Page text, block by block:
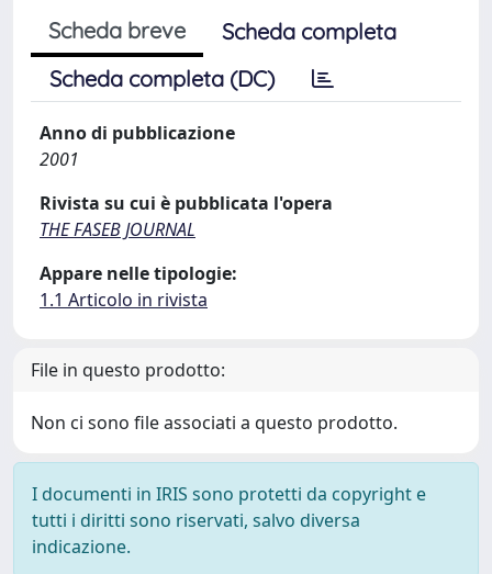
Scheda breve
Scheda completa
Scheda completa (DC)
Anno di pubblicazione
2001
Rivista su cui è pubblicata l'opera
THE FASEB JOURNAL
Appare nelle tipologie:
1.1 Articolo in rivista
File in questo prodotto:
Non ci sono file associati a questo prodotto.
I documenti in IRIS sono protetti da copyright e
tutti i diritti sono riservati, salvo diversa
indicazione.